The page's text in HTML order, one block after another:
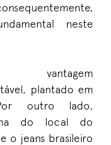
neste
vantagem
plantado em
outro lado,
do local do
o jeans brasileiro